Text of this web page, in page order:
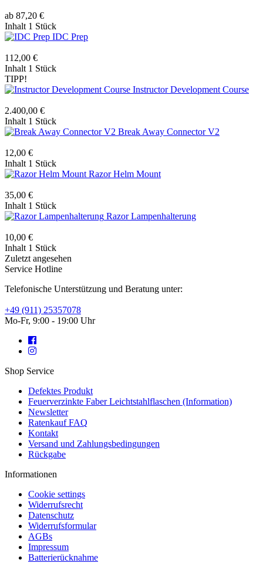
ab 87,20 €
Inhalt 1 Stück
IDC Prep
112,00 €
Inhalt 1 Stück
TIPP!
Instructor Development Course
2.400,00 €
Inhalt 1 Stück
Break Away Connector V2
12,00 €
Inhalt 1 Stück
Razor Helm Mount
35,00 €
Inhalt 1 Stück
Razor Lampenhalterung
10,00 €
Inhalt 1 Stück
Zuletzt angesehen
Service Hotline
Telefonische Unterstützung und Beratung unter:
+49 (911) 25357078
Mo-Fr, 9:00 - 19:00 Uhr
Shop Service
Defektes Produkt
Feuerverzinkte Faber Leichtstahlflaschen (Information)
Newsletter
Ratenkauf FAQ
Kontakt
Versand und Zahlungsbedingungen
Rückgabe
Informationen
Cookie settings
Widerrufsrecht
Datenschutz
Widerrufsformular
AGBs
Impressum
Batterierücknahme